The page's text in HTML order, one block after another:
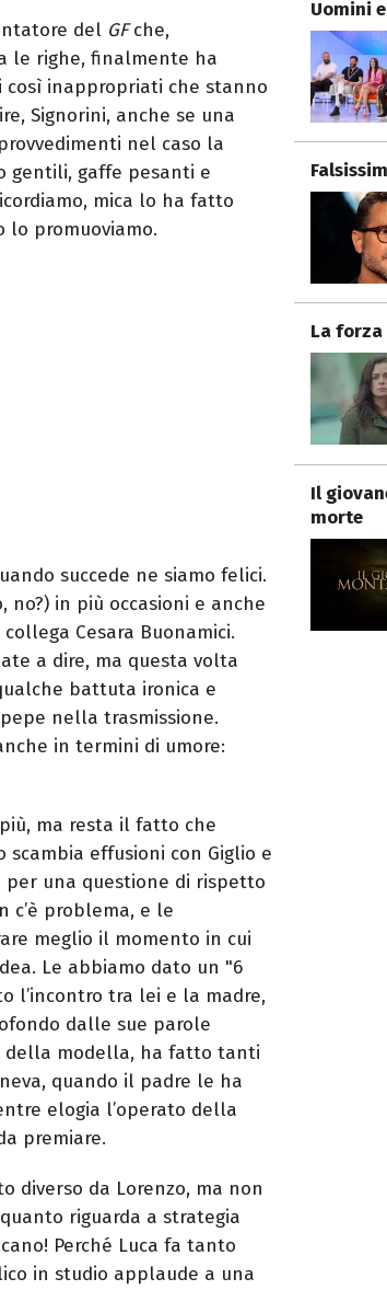
del GFche,
le righe, finalmente ha
così inappropriati che stanno
Signorini, anche se una
nel caso la
gentili, gaffe pesanti e
mica lo ha fatto
lo promuoviamo.
succede ne siamo felici.
no?) in più occasioni e anche
Cesara Buonamici.
a dire, ma questa volta
battuta ironica e
nella trasmissione.
in termini di umore:
ma resta il fatto che
scambia effusioni con Giglio e
per una questione di rispetto
c’è problema, e le
meglio il momento in cui
Le abbiamo dato un "6
l’incontro tra lei e la madre,
dalle sue parole
della modella, ha fatto tanti
quando il padre le ha
elogia l’operato della
premiare.
diverso da Lorenzo, ma non
riguarda a strategia
Perché Luca fa tanto
in studio applaude a una
Uomini
La
Il
morte